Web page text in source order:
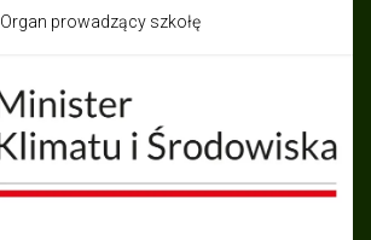
Organ prowadzący szkołę